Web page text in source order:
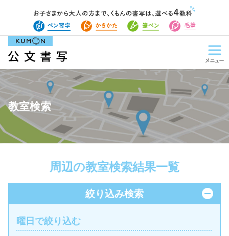
教室検索
周辺の教室検索結果一覧
絞り込み検索
曜日で絞り込む